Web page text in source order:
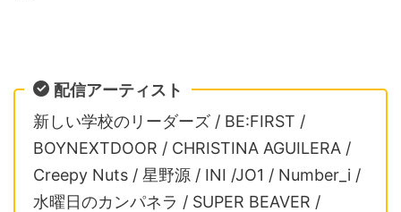
配信アーティスト
新しい学校のリーダーズ / BE:FIRST /
BOYNEXTDOOR / CHRISTINA AGUILERA /
Creepy Nuts / 星野源 / INI /JO1 / Number_i /
水曜日のカンパネラ / SUPER BEAVER /